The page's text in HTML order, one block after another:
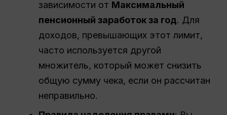
зависимости от Максимальный
пенсионный заработок за год. Для
доходов, превышающих этот лимит,
часто используется другой
множитель, который может снизить
общую сумму чека, если он рассчитан
неправильно.